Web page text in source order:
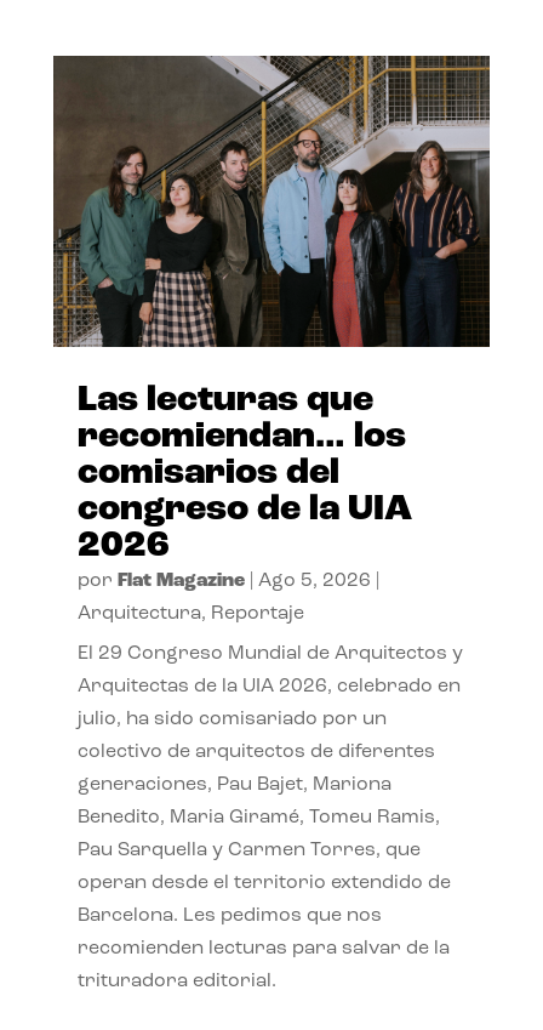
Las lecturas que
recomiendan… los
comisarios del
congreso de la UIA
2026
por Flat Magazine| Ago 5, 2026
Arquitectura, Reportaje
El 29 Congreso Mundial de Arquitectos y
Arquitectas de la UIA 2026, celebrado en
julio, ha sido comisariado por un
colectivo de arquitectos de diferentes
generaciones, Pau Bajet, Mariona
Benedito, Maria Giramé, Tomeu Ramis,
Pau Sarquella y Carmen Torres, que
operan desde el territorio extendido de
Barcelona. Les pedimos que nos
recomienden lecturas para salvar de la
trituradora editorial.